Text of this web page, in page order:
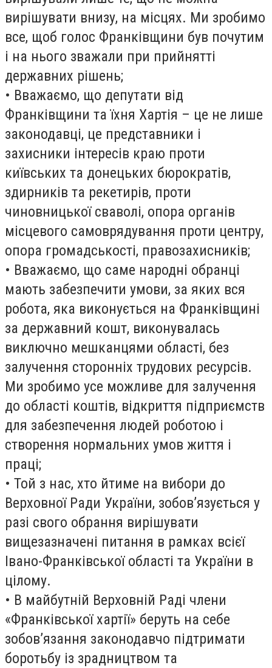
вирішувати внизу, на місцях. Ми зробимо
все, щоб голос Франківщини був почутим
і на нього зважали при прийнятті
державних рішень;
• Вважаємо, що депутати від
Франківщини та їхня Хартія – це не лише
законодавці, це представники і
захисники інтересів краю проти
київських та донецьких бюрократів,
здирників та рекетирів, проти
чиновницької сваволі, опора органів
місцевого самоврядування проти центру,
опора громадськості, правозахисників;
• Вважаємо, що саме народні обранці
мають забезпечити умови, за яких вся
робота, яка виконується на Франківщині
за державний кошт, виконувалась
виключно мешканцями області, без
залучення сторонніх трудових ресурсів.
Ми зробимо усе можливе для залучення
до області коштів, відкриття підприємств
для забезпечення людей роботою і
створення нормальних умов життя і
праці;
• Той з нас, хто йтиме на вибори до
Верховної Ради України, зобов’язується у
разі свого обрання вирішувати
вищезазначені питання в рамках всієї
Івано-Франківської області та України в
цілому.
• В майбутній Верховній Раді члени
«Франківської хартії» беруть на себе
зобов’язання законодавчо підтримати
боротьбу із зрадництвом та